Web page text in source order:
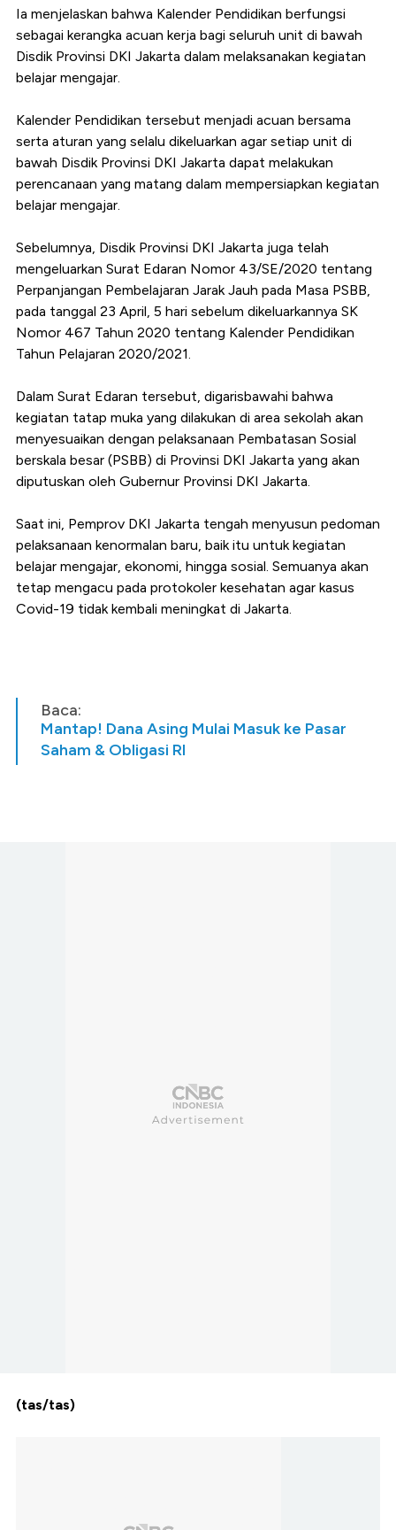
Ia menjelaskan bahwa Kalender Pendidikan berfungsi
sebagai kerangka acuan kerja bagi seluruh unit di bawah
Disdik Provinsi DKI Jakarta dalam melaksanakan kegiatan
belajar mengajar.
Kalender Pendidikan tersebut menjadi acuan bersama
serta aturan yang selalu dikeluarkan agar setiap unit di
bawah Disdik Provinsi DKI Jakarta dapat melakukan
perencanaan yang matang dalam mempersiapkan kegiatan
belajar mengajar.
Sebelumnya, Disdik Provinsi DKI Jakarta juga telah
mengeluarkan Surat Edaran Nomor 43/SE/2020 tentang
Perpanjangan Pembelajaran Jarak Jauh pada Masa PSBB,
pada tanggal 23 April, 5 hari sebelum dikeluarkannya SK
Nomor 467 Tahun 2020 tentang Kalender Pendidikan
Tahun Pelajaran 2020/2021.
Dalam Surat Edaran tersebut, digarisbawahi bahwa
kegiatan tatap muka yang dilakukan di area sekolah akan
menyesuaikan dengan pelaksanaan Pembatasan Sosial
berskala besar (PSBB) di Provinsi DKI Jakarta yang akan
diputuskan oleh Gubernur Provinsi DKI Jakarta.
Saat ini, Pemprov DKI Jakarta tengah menyusun pedoman
pelaksanaan kenormalan baru, baik itu untuk kegiatan
belajar mengajar, ekonomi, hingga sosial. Semuanya akan
tetap mengacu pada protokoler kesehatan agar kasus
Covid-19 tidak kembali meningkat di Jakarta.
Baca:
Mantap! Dana Asing Mulai Masuk ke Pasar
Saham & Obligasi RI
(tas/tas)